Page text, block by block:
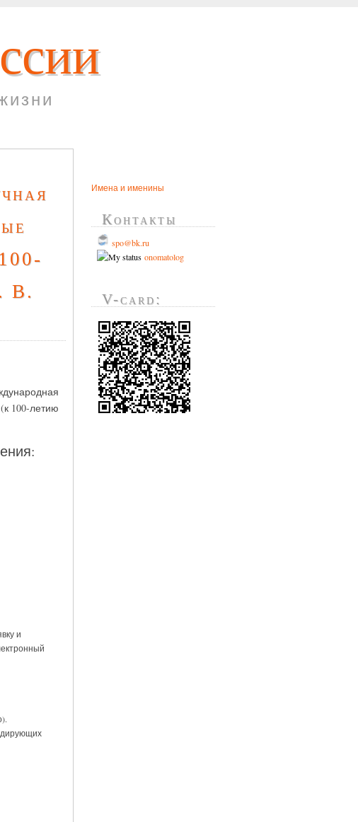
В.
100-летию
и
Имена и именины
Контакты
spo@bk.ru
onomatolog
V-card: